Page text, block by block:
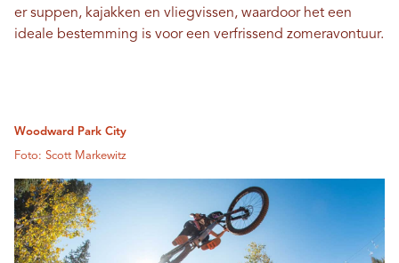
er suppen, kajakken en vliegvissen, waardoor het een
ideale bestemming is voor een verfrissend zomeravontuur.
Woodward Park City
Foto: Scott Markewitz